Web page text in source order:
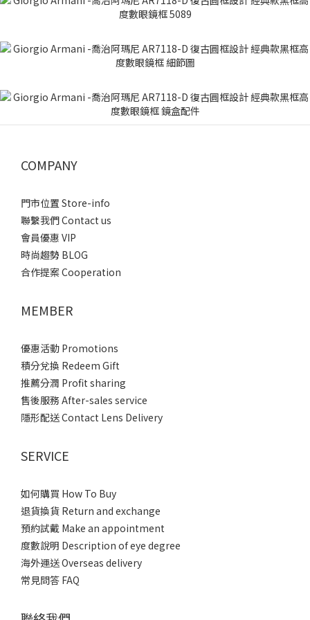
COMPANY
門市位置 Store-info
聯繫我們 Contact us
會員優惠 VIP
時尚趨勢 BLOG
合作提案 Cooperation
MEMBER
優惠活動 Promotions
積分兌換 Redeem Gift
推薦分潤 Profit sharing
售後服務 After-sales service
隱形配送 Contact Lens Delivery
SERVICE
如何購買 How To Buy
退貨換貨 Return and exchange
預約試戴 Make an appointment
度數說明 Description of eye degree
海外運送 Overseas delivery
常見問答 FAQ